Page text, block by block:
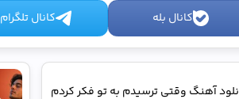
کانال بله کانال تلگرام
آهنگ وقتی ترسیدم به تو فکر کردم